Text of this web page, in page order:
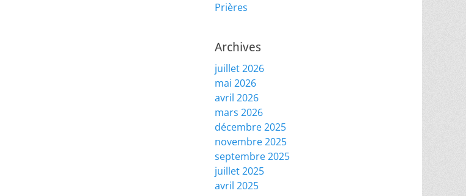
Prières
Archives
juillet 2026
mai 2026
avril 2026
mars 2026
décembre 2025
novembre 2025
septembre 2025
juillet 2025
avril 2025